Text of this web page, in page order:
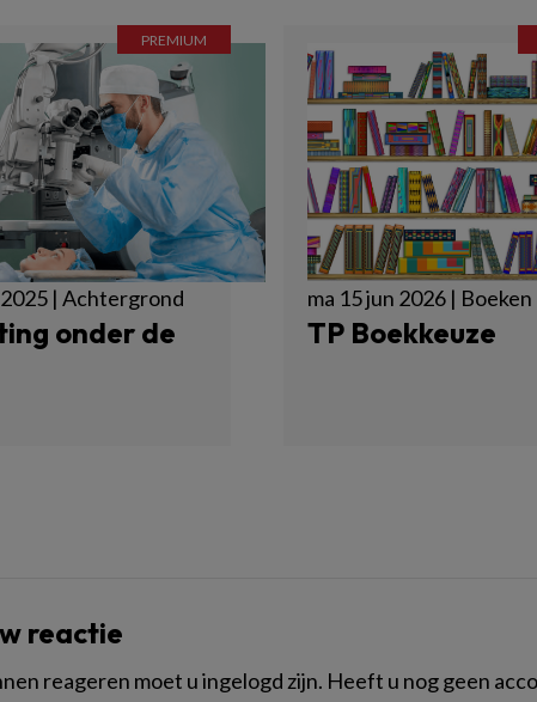
| Achtergrond
onder de
ma 15 jun 2026 | Boeken
TP Boekkeuze
reactie
reageren moet u ingelogd zijn. Heeft u nog geen